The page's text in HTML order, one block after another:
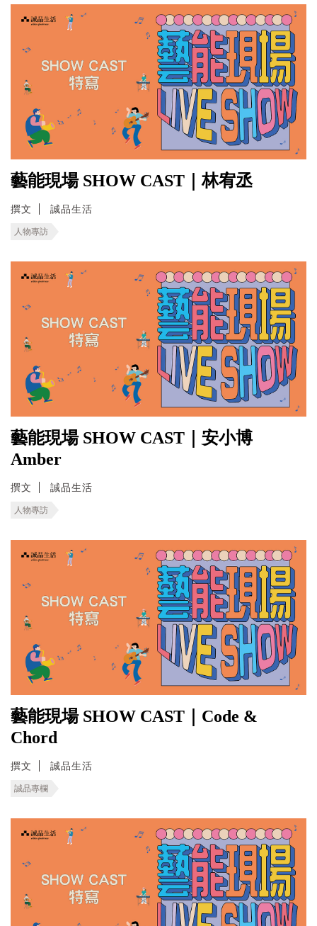
藝能現場 SHOW CAST｜林宥丞
撰文 誠品生活
人物專訪
藝能現場 SHOW CAST｜安小博
Amber
撰文 誠品生活
人物專訪
藝能現場 SHOW CAST｜Code &
Chord
撰文 誠品生活
誠品專欄